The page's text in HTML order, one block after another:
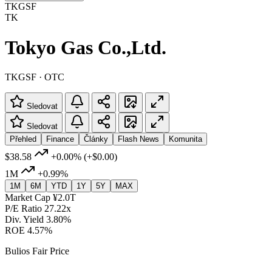
TKGSF
TK
Tokyo Gas Co.,Ltd.
TKGSF · OTC
Sledovat
Sledovat
Přehled
Finance Články Flash News Komunita
$38.58 +0.00% (+$0.00)
1M
+0.99%
1M 6M YTD 1Y 5Y MAX
Market Cap ¥2.0T
P/E Ratio 27.22x
Div. Yield 3.80%
ROE 4.57%
Bulios Fair Price